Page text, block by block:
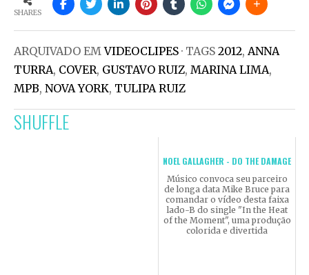
SHARES
ARQUIVADO EMVIDEOCLIPES · TAGS 2012, ANNA
TURRA, COVER, GUSTAVO RUIZ, MARINA LIMA,
MPB, NOVA YORK, TULIPA RUIZ
SHUFFLE
NOEL GALLAGHER - DO THE DAMAGE
Músico convoca seu parceiro
de longa data Mike Bruce para
comandar o vídeo desta faixa
lado-B do single "In the Heat
of the Moment", uma produção
colorida e divertida